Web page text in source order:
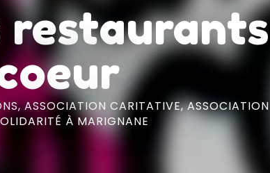
restaurants
ASSOCIATION CARITATIVE,ASSOCIATION
À MARIGNANE